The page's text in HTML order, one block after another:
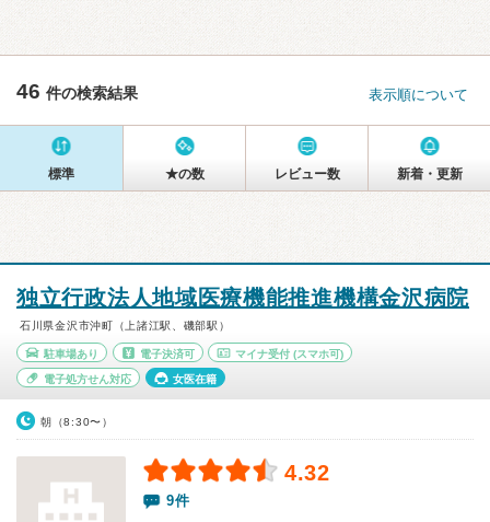
46 件の検索結果 表示順について
標準 ★の数 レビュー数 新着・更新
独立行政法人地域医療機能推進機構金沢病院
石川県金沢市沖町（上諸江駅、磯部駅）
駐車場あり 電子決済可 マイナ受付 (スマホ可)
電子処方せん対応 女医在籍
朝（8:30〜）
4.32
9件